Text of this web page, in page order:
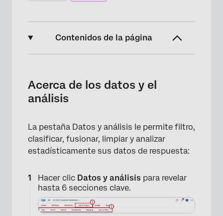
Contenidos de la página
Sección “Datos”
Sección “Texto” (Text iQ)
Sección de Predict iQ
Sección de tablas cruzadas
Sección de Audio y Video
Preguntas frequentes
Acerca de los datos y el
análisis
La pestaña Datos y análisis le permite filtro,
clasificar, fusionar, limpiar y analizar
estadísticamente sus datos de respuesta:
Hacer clic Datos y análisis para revelar
hasta 6 secciones clave.